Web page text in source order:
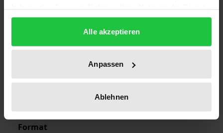
gesammelt haben.
Alle akzeptieren
Anpassen
Ablehnen
Publication Date
Format